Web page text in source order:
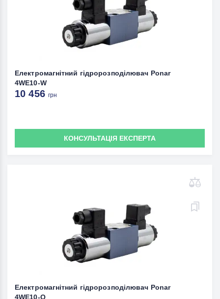
Електромагнітний гідророзподілювач Ponar
4WE10-W
10 456грн
КОНСУЛЬТАЦІЯ ЕКСПЕРТА
Електромагнітний гідророзподілювач Ponar
4WE10-Q